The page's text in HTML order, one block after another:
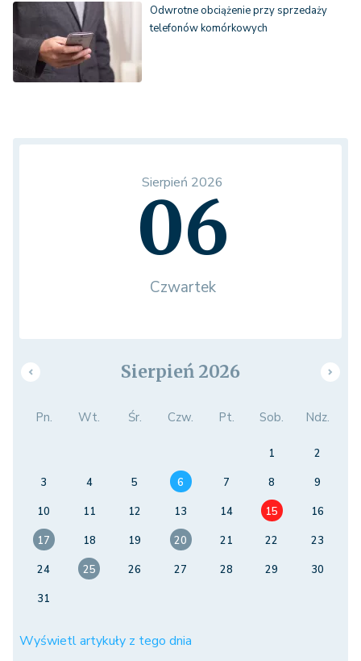
Odwrotne obciążenie przy sprzedaży
telefonów komórkowych
Sierpień 2026
06
Czwartek
Sierpień 2026
Pn. Wt. Śr. Czw. Pt. Sob. Ndz.
1
2
3
4 5 6 7 8
9
10
11 12 13 14 15
16
17
18 19 20 21 22
23
24
25 26 27 28 29
30
31
Wyświetl artykuły z tego dnia